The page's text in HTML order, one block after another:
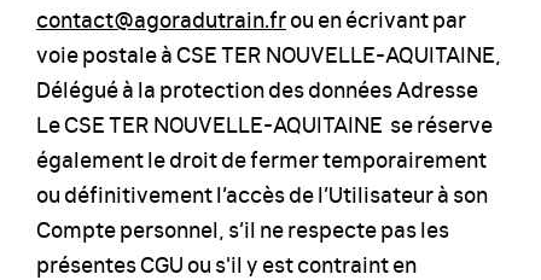
contact@agoradutrain.frou en écrivant par
voie postale à CSE TER NOUVELLE-AQUITAINE,
Délégué à la protection des données Adresse
Le CSE TER NOUVELLE-AQUITAINE se réserve
également le droit de fermer temporairement
ou définitivement l’accès de l’Utilisateur à son
Compte personnel, s’il ne respecte pas les
présentes CGU ou s'il y est contraint en